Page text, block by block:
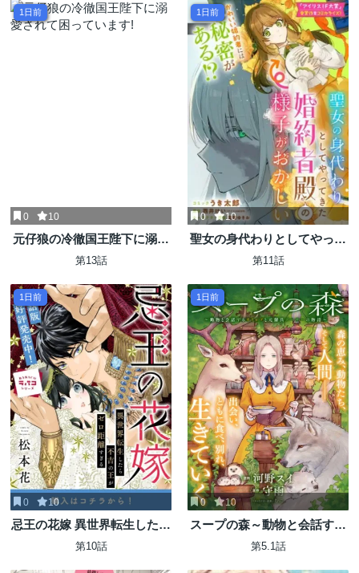
1日前
0 10
元仔狼の冷徹国王陛下に溺愛
されて困っています!
第13話
1日前
0 10
聖女の身代わりとしてやって
きた婚約者殿の様子がおかし
第11話
1日前
0 10
忌王の花嫁 異世界転生したら
不吉の王がゼロ距離すぎる
第10話
1日前
0 10
スープの森～動物と会話する
オリビアと元傭兵アーサーの
第5.1話